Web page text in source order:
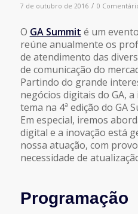
7 de outubro de 2016 / 0
O GA Summit é um
reúne anualmente os
de atendimento das
de comunicação do
Partindo do grande
negócios digitais do GA,
tema na 4ª edição do GA
Em especial, iremos
digital e a inovação está
nossa atuação, com
necessidade de
Programação